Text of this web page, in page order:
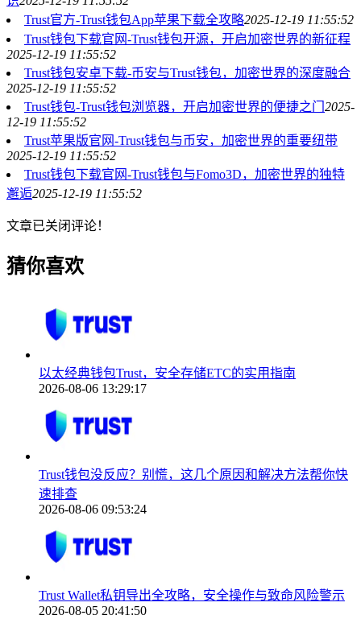
Trust官方-Trust钱包App苹果下载全攻略2025-12-19 11:55:52
Trust钱包下载官网-Trust钱包开源，开启加密世界的新征程
2025-12-19 11:55:52
Trust钱包安卓下载-币安与Trust钱包，加密世界的深度融合
2025-12-19 11:55:52
Trust钱包-Trust钱包浏览器，开启加密世界的便捷之门 2025-
12-19 11:55:52
Trust苹果版官网-Trust钱包与币安，加密世界的重要纽带
2025-12-19 11:55:52
Trust钱包下载官网-Trust钱包与Fomo3D，加密世界的独特
邂逅2025-12-19 11:55:52
文章已关闭评论！
猜你喜欢
以太经典钱包Trust，安全存储ETC的实用指南
2026-08-06 13:29:17
Trust钱包没反应？别慌，这几个原因和解决方法帮你快
速排查
2026-08-06 09:53:24
Trust Wallet私钥导出全攻略，安全操作与致命风险警示
2026-08-05 20:41:50